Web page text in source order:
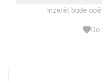
Inzerát bude